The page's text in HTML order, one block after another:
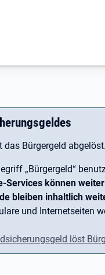
Bürgergeld
­„Bürgergeld“
Services können
bleiben inhaltlich
und Internetseiten
löst